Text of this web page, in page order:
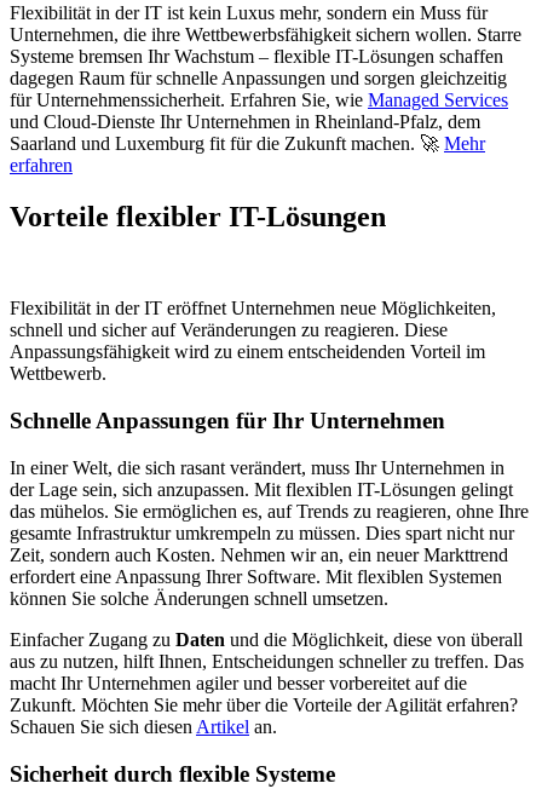
Flexibilität in der IT ist kein Luxus mehr, sondern ein Muss für
Unternehmen, die ihre Wettbewerbsfähigkeit sichern wollen. Starre
Systeme bremsen Ihr Wachstum – flexible IT-Lösungen schaffen
dagegen Raum für schnelle Anpassungen und sorgen gleichzeitig
für Unternehmenssicherheit. Erfahren Sie, wie Managed Services
und Cloud-Dienste Ihr Unternehmen in Rheinland-Pfalz, dem
Saarland und Luxemburg fit für die Zukunft machen. 🚀 Mehr
erfahren
Vorteile flexibler IT-Lösungen
Flexibilität in der IT eröffnet Unternehmen neue Möglichkeiten,
schnell und sicher auf Veränderungen zu reagieren. Diese
Anpassungsfähigkeit wird zu einem entscheidenden Vorteil im
Wettbewerb.
Schnelle Anpassungen für Ihr Unternehmen
In einer Welt, die sich rasant verändert, muss Ihr Unternehmen in
der Lage sein, sich anzupassen. Mit flexiblen IT-Lösungen gelingt
das mühelos. Sie ermöglichen es, auf Trends zu reagieren, ohne Ihre
gesamte Infrastruktur umkrempeln zu müssen. Dies spart nicht nur
Zeit, sondern auch Kosten. Nehmen wir an, ein neuer Markttrend
erfordert eine Anpassung Ihrer Software. Mit flexiblen Systemen
können Sie solche Änderungen schnell umsetzen.
Einfacher Zugang zu Daten und die Möglichkeit, diese von überall
aus zu nutzen, hilft Ihnen, Entscheidungen schneller zu treffen. Das
macht Ihr Unternehmen agiler und besser vorbereitet auf die
Zukunft. Möchten Sie mehr über die Vorteile der Agilität erfahren?
Schauen Sie sich diesen Artikel an.
Sicherheit durch flexible Systeme